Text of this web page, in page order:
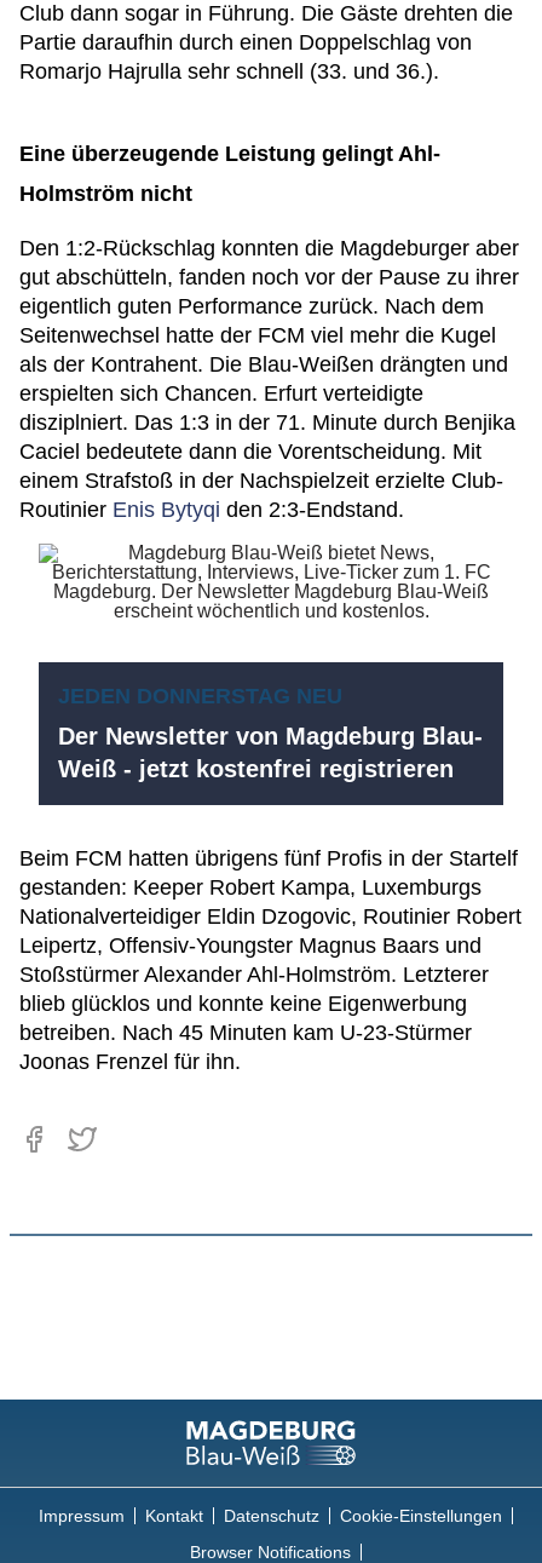
Club dann sogar in Führung. Die Gäste drehten die
Partie daraufhin durch einen Doppelschlag von
Romarjo Hajrulla sehr schnell (33. und 36.).
Eine überzeugende Leistung gelingt Ahl-
Holmström nicht
Den 1:2-Rückschlag konnten die Magdeburger aber
gut abschütteln, fanden noch vor der Pause zu ihrer
eigentlich guten Performance zurück. Nach dem
Seitenwechsel hatte der FCM viel mehr die Kugel
als der Kontrahent. Die Blau-Weißen drängten und
erspielten sich Chancen. Erfurt verteidigte
disziplniert. Das 1:3 in der 71. Minute durch Benjika
Caciel bedeutete dann die Vorentscheidung. Mit
einem Strafstoß in der Nachspielzeit erzielte Club-
Routinier Enis Bytyqi den 2:3-Endstand.
JEDEN DONNERSTAG NEU
Der Newsletter von Magdeburg Blau-
Weiß - jetzt kostenfrei registrieren
Beim FCM hatten übrigens fünf Profis in der Startelf
gestanden: Keeper Robert Kampa, Luxemburgs
Nationalverteidiger Eldin Dzogovic, Routinier Robert
Leipertz, Offensiv-Youngster Magnus Baars und
Stoßstürmer Alexander Ahl-Holmström. Letzterer
blieb glücklos und konnte keine Eigenwerbung
betreiben. Nach 45 Minuten kam U-23-Stürmer
Joonas Frenzel für ihn.
Impressum Kontakt Datenschutz
Cookie-Einstellungen
Browser Notifications